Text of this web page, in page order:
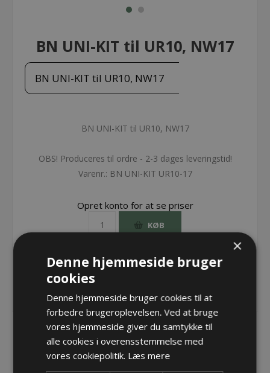
BN UNI-KIT til UR10, NW17
BN UNI-KIT til UR10, NW17
BN UNI-KIT til UR10, NW17
OBS! Produceres til ordre - 2-3 dages leveringstid!
Varenr.: BN UNI-KIT UR10-17
Opret konto for at se priser
KØB
BESKRIVELSE
×
Denne hjemmeside bruger
cookies
Denne hjemmeside bruger cookies til at
forbedre brugeroplevelsen. Ved at bruge
vores hjemmeside giver du samtykke til
alle cookies i overensstemmelse med
vores cookiepolitik. Læs mere